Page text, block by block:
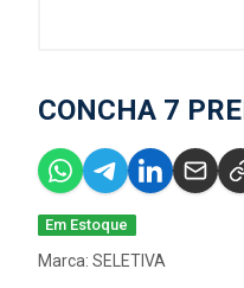
CONCHA 7
Em Estoque
Marca: SELETIVA